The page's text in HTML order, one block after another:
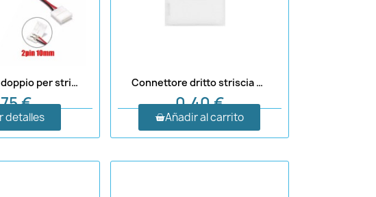
Connettore doppio per striscia LED 10 mm 2 pin con cavo
€
detalles
Connettore dritto striscia LED 10 mm 2 pin
0,40 €
Añadir al carrito